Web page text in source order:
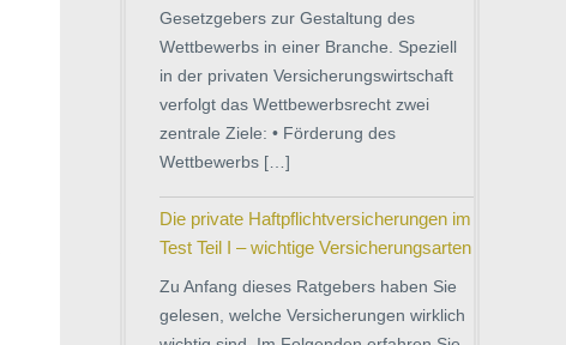
Gesetzgebers zur Gestaltung des
Wettbewerbs in einer Branche. Speziell
in der privaten Versicherungswirtschaft
verfolgt das Wettbewerbsrecht zwei
zentrale Ziele: • Förderung des
Wettbewerbs […]
Die private Haftpflichtversicherungen im
Test Teil I – wichtige Versicherungsarten
Zu Anfang dieses Ratgebers haben Sie
gelesen, welche Versicherungen wirklich